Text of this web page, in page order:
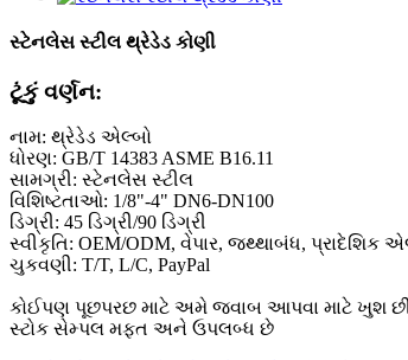
સ્ટેનલેસ સ્ટીલ થ્રેડેડ કોણી
ટૂંકું વર્ણન:
નામ: થ્રેડેડ એલ્બો
ધોરણ: GB/T 14383 ASME B16.11
સામગ્રી: સ્ટેનલેસ સ્ટીલ
વિશિષ્ટતાઓ: 1/8"-4" DN6-DN100
ડિગ્રી: 45 ડિગ્રી/90 ડિગ્રી
સ્વીકૃતિ: OEM/ODM, વેપાર, જથ્થાબંધ, પ્રાદેશિક
ચુકવણી: T/T, L/C, PayPal
કોઈપણ પૂછપરછ માટે અમે જવાબ આપવા માટે ખુશ
સ્ટોક સેમ્પલ મફત અને ઉપલબ્ધ છે